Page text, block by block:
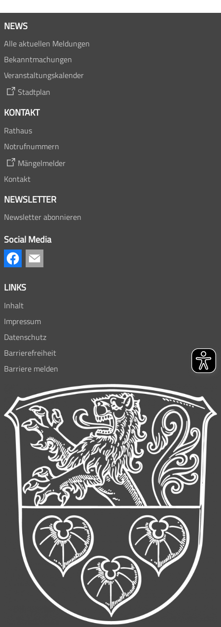
NEWS
Alle aktuellen Meldungen
Bekanntmachungen
Veranstaltungskalender
Stadtplan
KONTAKT
Rathaus
Notrufnummern
Mängelmelder
Kontakt
NEWSLETTER
Newsletter abonnieren
Social Media
LINKS
Inhalt
Impressum
Datenschutz
Barrierefreiheit
Barriere melden